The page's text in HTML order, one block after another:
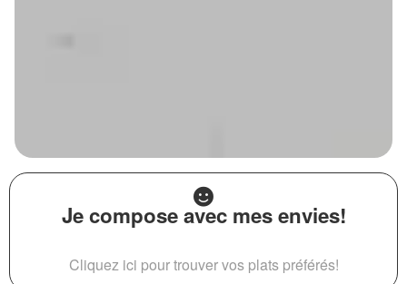
Je compose avec mes envies!
Cliquez ici pour trouver vos plats préférés!